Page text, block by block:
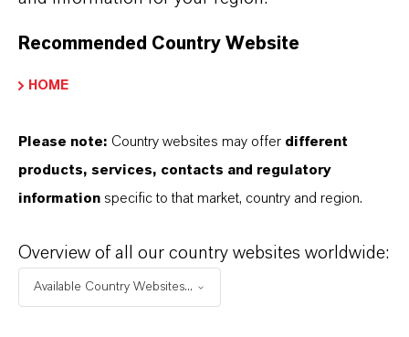
+55 114016-8002
Recommended Country Website
HOME
Please note: Country websites may offer different
products, services, contacts and regulatory
information specific to that market, country and region.
Overview of all our country websites worldwide:
Available Country Websites...